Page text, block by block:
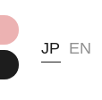
JP EN